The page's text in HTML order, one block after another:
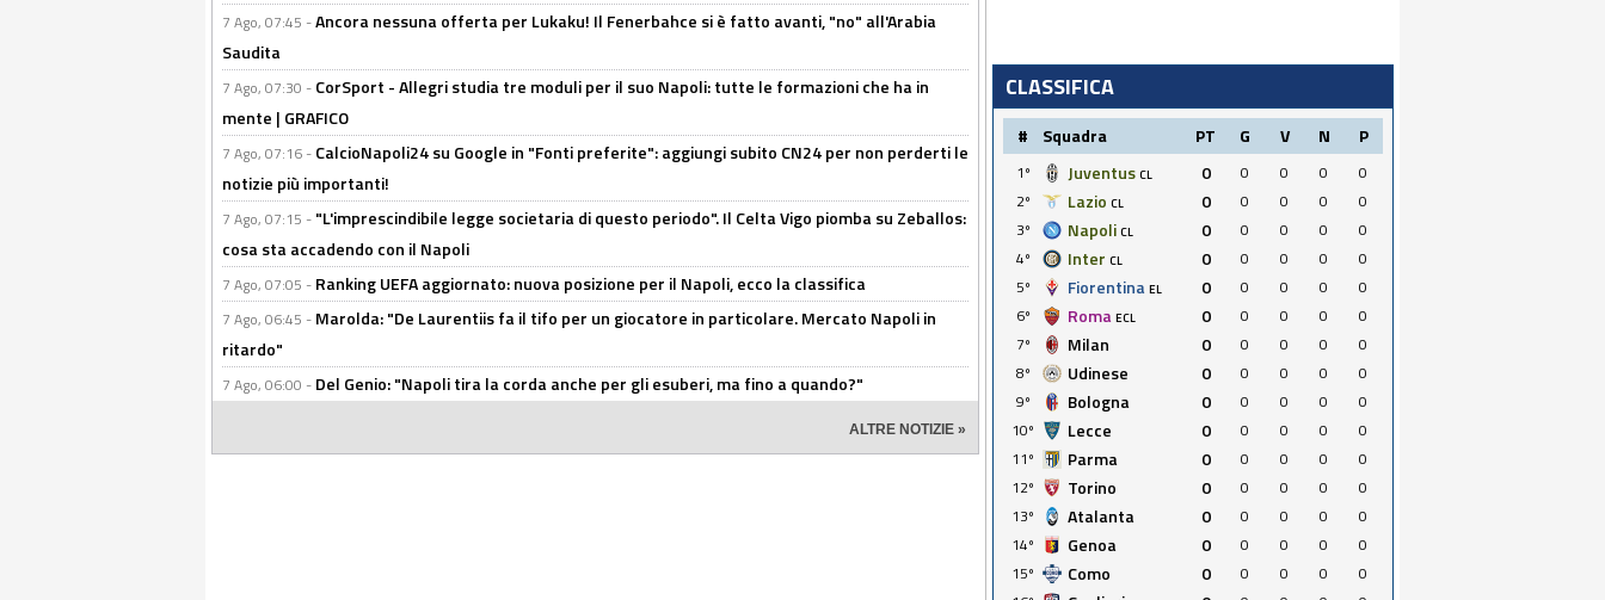
7 Ago, 07:45 -Ancora nessuna offerta per Lukaku! Il Fenerbahce si è fatto avanti, "no" all'Arabia
Saudita
7 Ago, 07:30 - CorSport - Allegri studia tre moduli per il suo Napoli: tutte le formazioni che ha in
mente | GRAFICO
7 Ago, 07:16 - CalcioNapoli24 su Google in "Fonti preferite": aggiungi subito CN24 per non perderti le
notizie più importanti!
7 Ago, 07:15 - "L'imprescindibile legge societaria di questo periodo". Il Celta Vigo piomba su Zeballos:
cosa sta accadendo con il Napoli
7 Ago, 07:05 - Ranking UEFA aggiornato: nuova posizione per il Napoli, ecco la classifica
7 Ago, 06:45 - Marolda: "De Laurentiis fa il tifo per un giocatore in particolare. Mercato Napoli in
ritardo"
7 Ago, 06:00 - Del Genio: "Napoli tira la corda anche per gli esuberi, ma fino a quando?"
ALTRE NOTIZIE »
CLASSIFICA
# Squadra PT G V N P
1º Juventus CL 0 0 0 0
0
2º
Lazio CL 0 0 0 0
0
3º
Napoli CL 0 0 0 0
0
4º
Inter CL 0 0 0 0
0
5º
Fiorentina EL 0 0 0 0
0
6º
Roma ECL 0 0 0 0
0
7º
Milan 0 0 0 0
0
8º
Udinese 0 0 0 0
0
9º
Bologna 0 0 0 0
0
10º
Lecce 0 0 0 0
0
11º
Parma 0 0 0 0
0
12º
Torino 0 0 0 0
0
13º
Atalanta 0 0 0 0
0
14º
Genoa 0 0 0 0
0
15º
Como 0 0 0 0
0